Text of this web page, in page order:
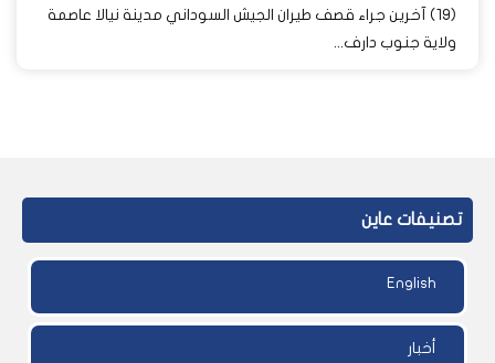
(19) آخرين جراء قصف طيران الجيش السوداني مدينة نيالا عاصمة
ولاية جنوب دارف...
تصنيفات عاين
English
أخبار